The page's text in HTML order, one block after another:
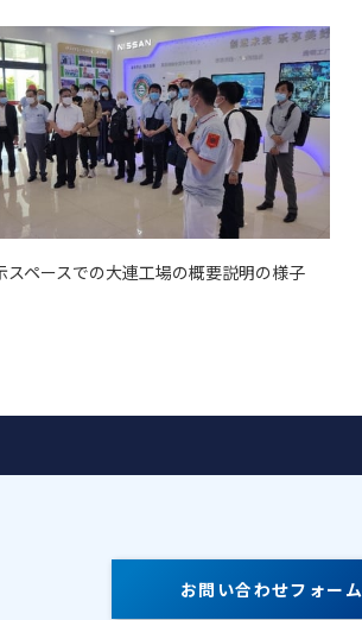
スペースでの大連工場の概要説明の様子
お問い合わせフォーム